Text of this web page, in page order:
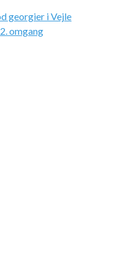
georgier i Vejle
omgang